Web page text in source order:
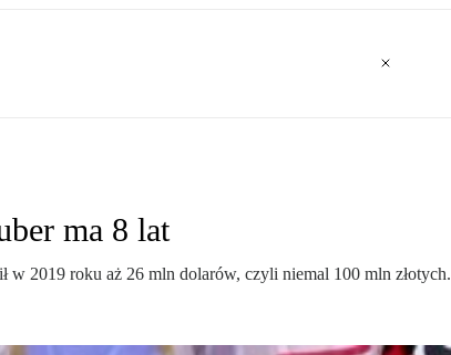
ma 8 lat
w 2019 roku aż 26 mln dolarów, czyli niemal 100 mln złotych.